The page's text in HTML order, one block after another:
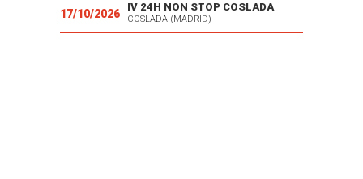
17/10/2026
IV 24H NON STOP COSLADA
COSLADA (MADRID)